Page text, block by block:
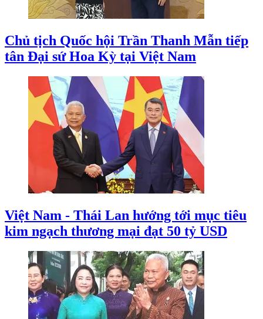
Chủ tịch Quốc hội Trần Thanh Mẫn tiếp
tân Đại sứ Hoa Kỳ tại Việt Nam
Việt Nam - Thái Lan hướng tới mục tiêu
kim ngạch thương mại đạt 50 tỷ USD